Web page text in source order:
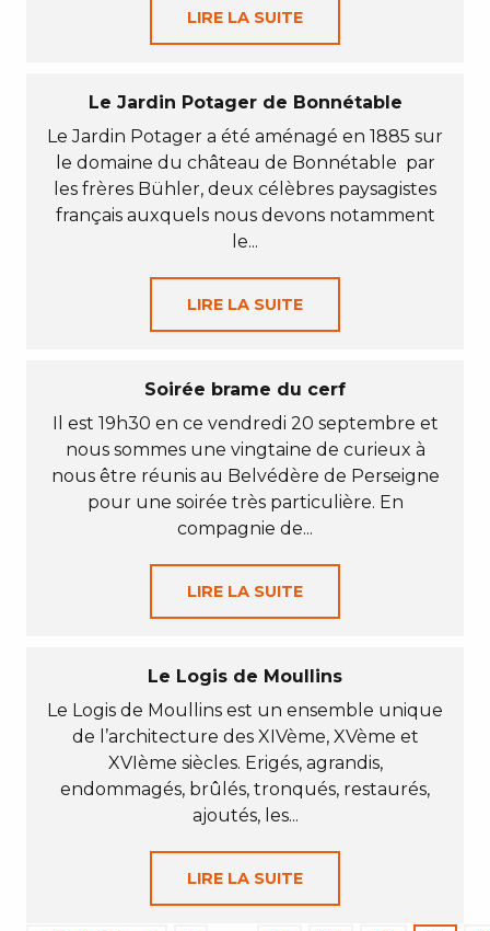
LIRE LA SUITE
Le Jardin Potager de Bonnétable
Le Jardin Potager a été aménagé en 1885 sur
le domaine du château de Bonnétable par
les frères Bühler, deux célèbres paysagistes
français auxquels nous devons notamment
le...
LIRE LA SUITE
Soirée brame du cerf
Il est 19h30 en ce vendredi 20 septembre et
nous sommes une vingtaine de curieux à
nous être réunis au Belvédère de Perseigne
pour une soirée très particulière. En
compagnie de...
LIRE LA SUITE
Le Logis de Moullins
Le Logis de Moullins est un ensemble unique
de l’architecture des XIVème, XVème et
XVIème siècles. Erigés, agrandis,
endommagés, brûlés, tronqués, restaurés,
ajoutés, les...
LIRE LA SUITE